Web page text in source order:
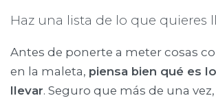
Haz una lista de lo que quieres
Antes de ponerte a meter cosas
en la maleta, piensa bien qué es
llevar. Seguro que más de una